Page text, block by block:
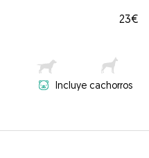
23€
Incluye cachorros